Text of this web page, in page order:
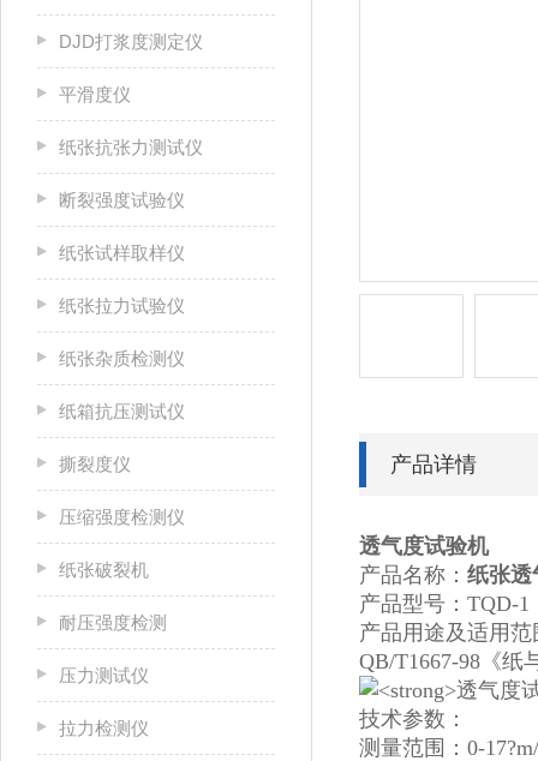
DJD打浆度测定仪
平滑度仪
纸张抗张力测试仪
断裂强度试验仪
纸张试样取样仪
纸张拉力试验仪
纸张杂质检测仪
纸箱抗压测试仪
撕裂度仪
压缩强度检测仪
纸张破裂机
耐压强度检测
压力测试仪
拉力检测仪
产品详情
透气度试验机
产品名称： 纸张透
产品型号：TQD-1
产品用途及适用
QB/T1667-98《纸
技术参数：
测量范围：0-